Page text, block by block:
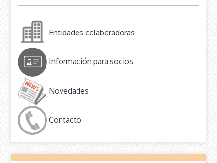
Entidades colaboradoras
Información para socios
Novedades
Contacto